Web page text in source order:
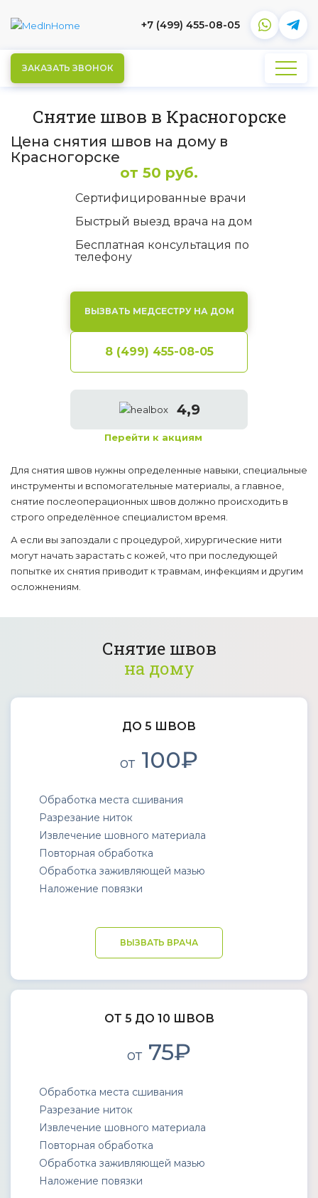
+7 (499) 455-08-05
ЗАКАЗАТЬ ЗВОНОК
Снятие швов в Красногорске
Цена снятия швов на дому в
Красногорске
от 50 руб.
Сертифицированные врачи
Быстрый выезд врача на дом
Бесплатная консультация по
телефону
ВЫЗВАТЬ МЕДСЕСТРУ НА ДОМ
8 (499) 455-08-05
4,9
Перейти к акциям
Для снятия швов нужны определенные навыки, специальные
инструменты и вспомогательные материалы, а главное,
снятие послеоперационных швов должно происходить в
строго определённое специалистом время.
А если вы запоздали с процедурой, хирургические нити
могут начать зарастать с кожей, что при последующей
попытке их снятия приводит к травмам, инфекциям и другим
осложнениям.
Снятие швов
на дому
ДО 5 ШВОВ
от 100₽
Обработка места сшивания
Разрезание ниток
Извлечение шовного материала
Повторная обработка
Обработка заживляющей мазью
Наложение повязки
ВЫЗВАТЬ ВРАЧА
ОТ 5 ДО 10 ШВОВ
от 75₽
Обработка места сшивания
Разрезание ниток
Извлечение шовного материала
Повторная обработка
Обработка заживляющей мазью
Наложение повязки